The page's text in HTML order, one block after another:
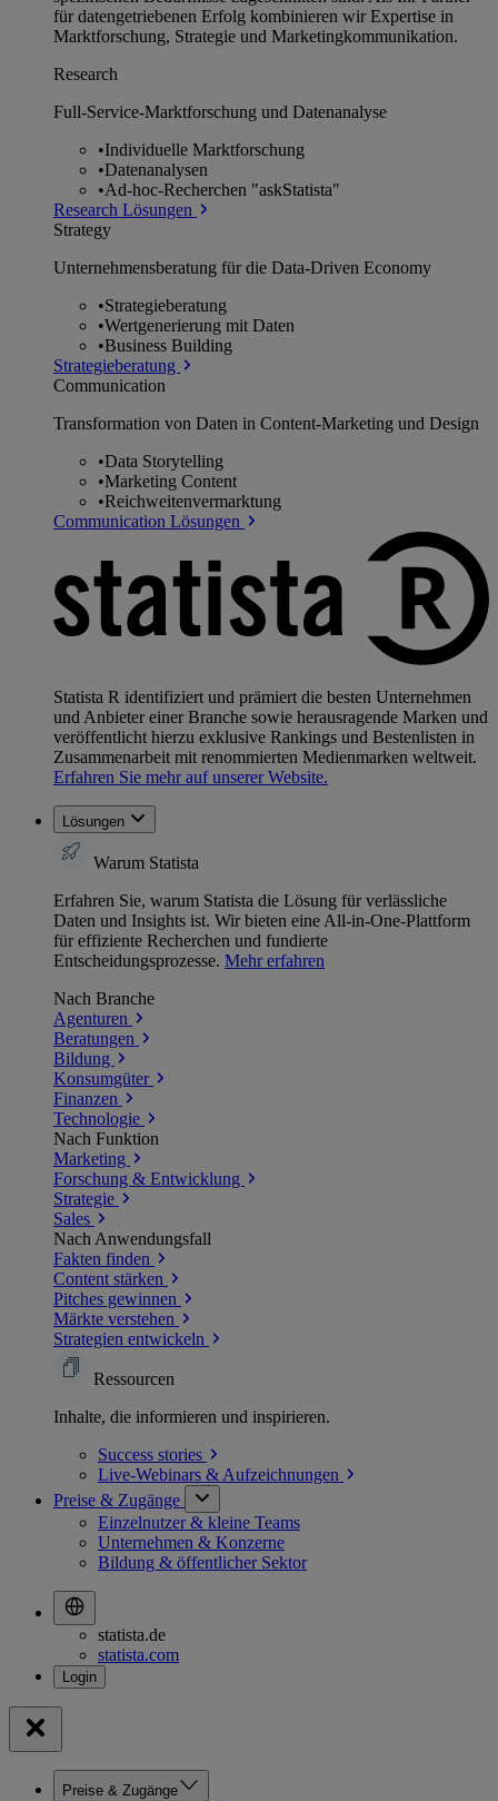
für datengetriebenen Erfolg kombinieren wir Expertise in
Marktforschung, Strategie und Marketingkommunikation.
Research
Full-Service-Marktforschung und Datenanalyse
•Individuelle Marktforschung
•Datenanalysen
•Ad-hoc-Recherchen "askStatista"
Research Lösungen
Strategy
Unternehmens­beratung für die Data-Driven Economy
•Strategieberatung
•Wertgenerierung mit Daten
•Business Building
Strategieberatung
Communication
Transformation von Daten in Content-Marketing und Design
•Data Storytelling
•Marketing Content
•Reichweitenvermarktung
Communication Lösungen
Statista R identifiziert und prämiert die besten Unternehmen
und Anbieter einer Branche sowie herausragende Marken und
veröffentlicht hierzu exklusive Rankings und Bestenlisten in
Zusammenarbeit mit renommierten Medienmarken weltweit.
Erfahren Sie mehr auf unserer Website.
Lösungen
Warum Statista
Erfahren Sie, warum Statista die Lösung für verlässliche
Daten und Insights ist. Wir bieten eine All-in-One-Plattform
für effiziente Recherchen und fundierte
Entscheidungsprozesse. Mehr erfahren
Nach Branche
Agenturen
Beratungen
Bildung
Konsumgüter
Finanzen
Technologie
Nach Funktion
Marketing
Forschung & Entwicklung
Strategie
Sales
Nach Anwendungsfall
Fakten finden
Content stärken
Pitches gewinnen
Märkte verstehen
Strategien entwickeln
Ressourcen
Inhalte, die informieren und inspirieren.
Success stories
Live-Webinars & Aufzeichnungen
Preise & Zugänge
Einzelnutzer & kleine Teams
Unternehmen & Konzerne
Bildung & öffentlicher Sektor
statista.de
statista.com
Preise & Zugänge